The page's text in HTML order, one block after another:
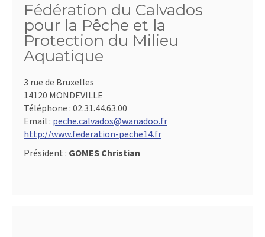
Fédération du Calvados
pour la Pêche et la
Protection du Milieu
Aquatique
3 rue de Bruxelles
14120 MONDEVILLE
Téléphone : 02.31.44.63.00
Email : peche.calvados@wanadoo.fr
http://www.federation-peche14.fr
Président : GOMES Christian